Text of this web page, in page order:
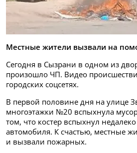
Местные жители вызвали на
Сегодня в Сызрани в одном из
произошло ЧП. Видео
городских соцсетях.
В первой половине дня на улице
многоэтажки №20 вспыхнула
том, что костер вспыхнул
автомобиля. К счастью, местные
и вызвали пожарных.